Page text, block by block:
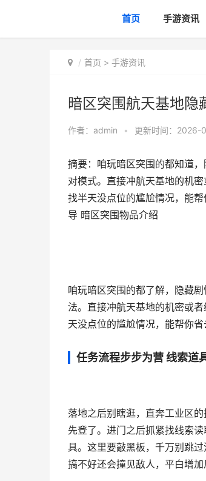
首页 手游资讯
首页 > 手游资讯
暗区突围航天基地隐
作者： admin • 更新时间：2026-
摘要：咱玩暗区突围的都知道
对模式。直接冲航天基地的机
找半天没点位的尴尬情况，能
导 暗区突围物品介绍
咱玩暗区突围的都了解，隐藏
法。直接冲航天基地的机密或
天没点位的尴尬情况，能帮你省
任务流程步步为营 线索道
落地之后别瞎逛，直奔工业区
先登了。进门之后抓紧找线索
具。这里要敲黑板，千万别跳
搞不好还会撞见敌人，平白增加